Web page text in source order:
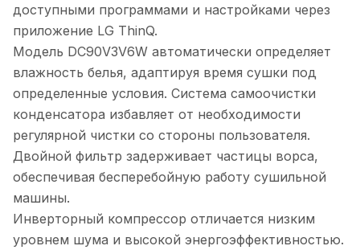
доступными программами и настройками через
приложение LG ThinQ.
Модель DC90V3V6W автоматически определяет
влажность белья, адаптируя время сушки под
определенные условия. Система самоочистки
конденсатора избавляет от необходимости
регулярной чистки со стороны пользователя.
Двойной фильтр задерживает частицы ворса,
обеспечивая бесперебойную работу сушильной
машины.
Инверторный компрессор отличается низким
уровнем шума и высокой энергоэффективностью.